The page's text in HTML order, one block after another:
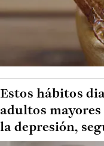
Estos hábitos
adultos
la depresión,